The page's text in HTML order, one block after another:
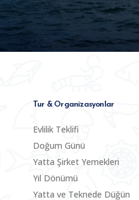
Tur & Organizasyonlar
Evlilik Teklifi
Doğum Günü
Yatta Şirket Yemekleri
Yıl Dönümü
Yatta ve Teknede Düğün